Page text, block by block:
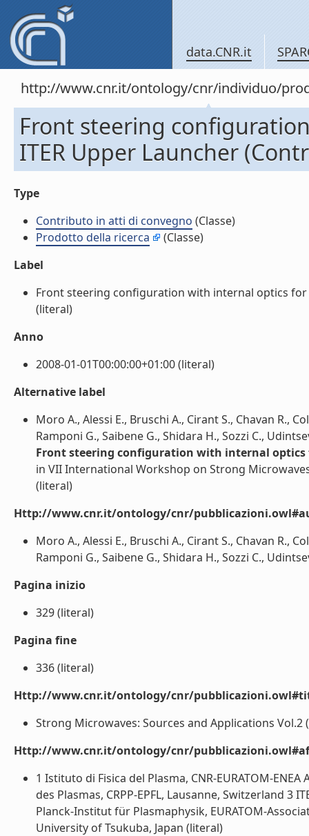
data.CNR.it
http://www.cnr.it/ontology/cnr/individuo/
Front steering
ITER Upper Launcher
Type
Contributo in atti di convegno (Classe)
Prodotto della ricerca
(Classe)
Label
Front steering configuration with internal optics for
(literal)
Anno
2008-01-01T00:00:00+01:00 (literal)
Alternative label
Moro A., Alessi E., Bruschi A., Cirant S., Chavan R.,
Ramponi G., Saibene G., Shidara H., Sozzi C.,
Front steering configuration with internal optics
in VII International Workshop on Strong
(literal)
Http://www.cnr.it/ontology/cnr/
Moro A., Alessi E., Bruschi A., Cirant S., Chavan R.,
Ramponi G., Saibene G., Shidara H., Sozzi C.,
Pagina inizio
329 (literal)
Pagina fine
336 (literal)
Http://www.cnr.it/ontology/cnr/
Strong Microwaves: Sources and Applications Vol.2
Http://www.cnr.it/ontology/cnr/
1 Istituto di Fisica del Plasma, CNR-EURATOM-
des Plasmas, CRPP-EPFL, Lausanne, Switzerland 3
Planck-Institut für Plasmaphysik, EURATOM-
University of Tsukuba, Japan (literal)